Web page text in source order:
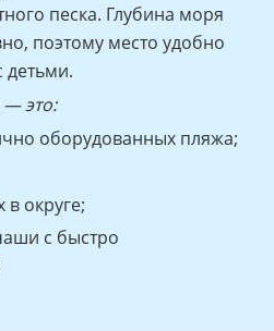
песка. Глубина моря
поэтому место удобно
детьми.
это:
оборудованных пляжа;
округе;
с быстро